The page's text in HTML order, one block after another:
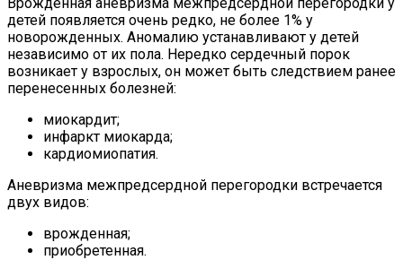
детей появляется очень редко, не более 1% у
новорожденных. Аномалию устанавливают у детей
независимо от их пола. Нередко сердечный порок
возникает у взрослых, он может быть следствием ранее
перенесенных болезней:
миокардит;
инфаркт миокарда;
кардиомиопатия.
Аневризма межпредсердной перегородки встречается
двух видов:
врожденная;
приобретенная.